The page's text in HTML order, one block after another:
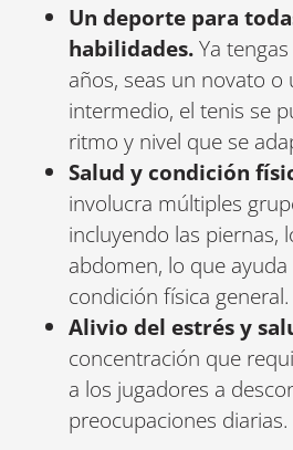
Un deporte para
habilidades.Ya
años, seas un novato o
intermedio, el tenis se
ritmo y nivel que se
Salud y condición
involucra múltiples
incluyendo las piernas,
abdomen, lo que
condición física general.
Alivio del estrés y
concentración que
a los jugadores a
preocupaciones diarias.